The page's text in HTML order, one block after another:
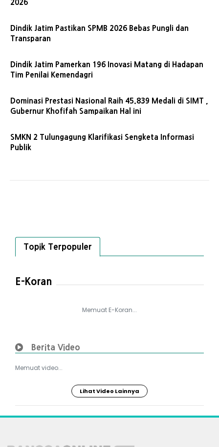
2026
Dindik Jatim Pastikan SPMB 2026 Bebas Pungli dan
Transparan
Dindik Jatim Pamerkan 196 Inovasi Matang di Hadapan
Tim Penilai Kemendagri
Dominasi Prestasi Nasional Raih 45.839 Medali di SIMT ,
Gubernur Khofifah Sampaikan Hal ini
SMKN 2 Tulungagung Klarifikasi Sengketa Informasi
Publik
Topik Terpopuler
E-Koran
Memuat E-Koran...
Berita Video
Memuat video...
Lihat Video Lainnya